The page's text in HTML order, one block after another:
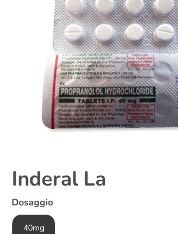
Inderal La
Dosaggio
40mg